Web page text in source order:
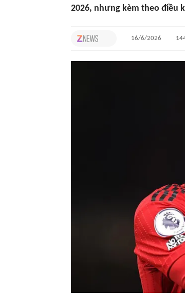
2026, nhưng kèm theo điều
16/6/2026